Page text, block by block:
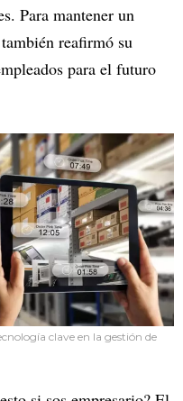
Para mantener un
reafirmó su
para el futuro
clave en la gestión de